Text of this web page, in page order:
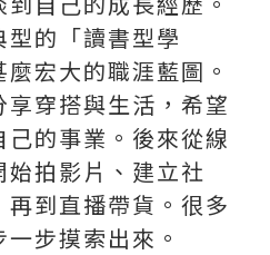
的「讀書型學
宏大的職涯藍圖。
穿搭與生活，希望
的事業。後來從線
拍影片、建立社
到直播帶貨。很多
步摸索出來。